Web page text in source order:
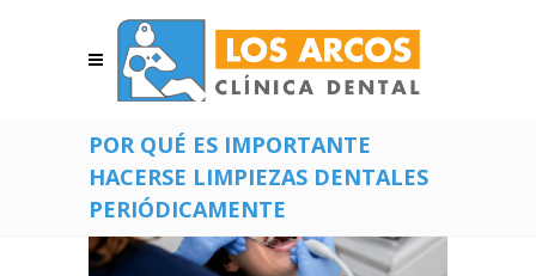
POR QUÉ ES IMPORTANTE
HACERSE LIMPIEZAS DENTALES
PERIÓDICAMENTE